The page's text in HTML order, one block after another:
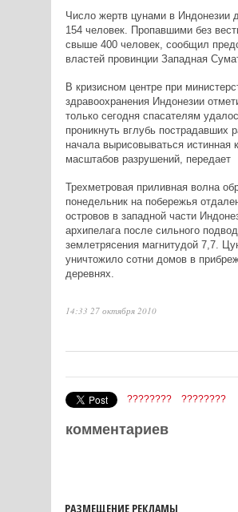
Число жертв цунами в Индонезии
154 человек. Пропавшими без
свыше 400 человек, сообщил
властей провинции Западная
В кризисном центре при
здравоохранения Индонезии
только сегодня спасателям
проникнуть вглубь пострадавших
начала вырисовываться истинная
масштабов разрушений, передает
Трехметровая приливная волна
понедельник на побережья
островов в западной части
архипелага после сильного
землетрясения магнитудой 7,7.
уничтожило сотни домов в
деревнях.
14:33 27 октября 2010
???????? ????????
комментариев
РАЗМЕЩЕНИЕ РЕКЛАМЫ